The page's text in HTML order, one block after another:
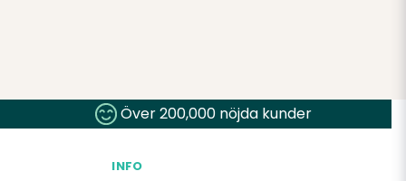
Över 200,000 nöjda kunder
INFO